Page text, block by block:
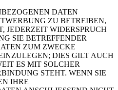
DATEN
ZU BETREIBEN,
JEDERZEIT WIDERSPRUCH
SIE BETREFFENDER
ZUM ZWECKE
DIES GILT AUCH
ES MIT SOLCHER
STEHT. WENN SIE
IHRE